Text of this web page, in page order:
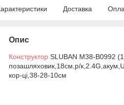
Доставка
Опис
Конструктор SLUBAN M38-B0992
позашляховик,18см,р/
кор-ці,38-28-10см